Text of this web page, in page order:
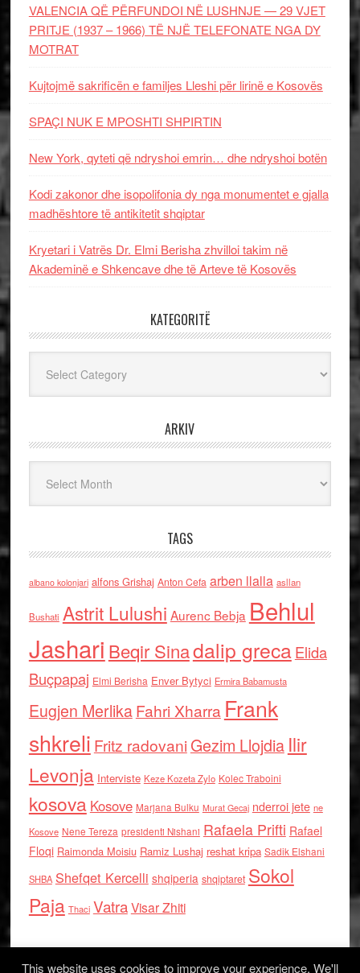
VALENCIA QË PËRFUNDOI NË LUSHNJE — 29 VJET
PRITJE (1937 – 1966) TË NJË TELEFONATE NGA DY
MOTRAT
Kujtojmë sakrificën e familjes Lleshi për lirinë e Kosovës
SPAÇI NUK E MPOSHTI SHPIRTIN
New York, qyteti që ndryshoi emrin… dhe ndryshoi botën
Kodi zakonor dhe isopolifonia dy nga monumentet e gjalla
madhështore të antikitetit shqiptar
Kryetari i Vatrës Dr. Elmi Berisha zhvilloi takim në
Akademinë e Shkencave dhe të Arteve të Kosovës
KATEGORITË
ARKIV
TAGS
albano kolonjari alfons Grishaj Anton Cefa arben llalla asllan
Bushati Astrit Lulushi Aurenc Bebja Behlul
Jashari Beqir Sinadalip grecaElida
Buçpapaj Elmi Berisha Enver Bytyci Ermira Babamusta
Eugjen MerlikaFahri Xharra Frank
shkreli Fritz radovaniGezim Llojdia Ilir
Levonja Interviste Keze Kozeta Zylo Kolec Traboini
kosova Kosove Marjana Bulku Murat Gecaj nderroi jete ne
Kosove Nene Tereza presidenti Nishani Rafaela Prifti Rafael
Floqi Raimonda Moisiu Ramiz Lushaj reshat kripa Sadik Elshani
SHBA Shefqet Kercelli shqiperia shqiptaret Sokol
Paja Thaci VatraVisar Zhiti
This website uses cookies to improve your experience. We'll